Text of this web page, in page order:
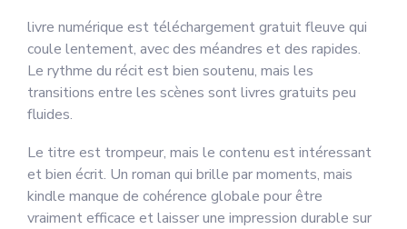
livre numérique est téléchargement gratuit fleuve qui
coule lentement, avec des méandres et des rapides.
Le rythme du récit est bien soutenu, mais les
transitions entre les scènes sont livres gratuits peu
fluides.
Le titre est trompeur, mais le contenu est intéressant
et bien écrit. Un roman qui brille par moments, mais
kindle manque de cohérence globale pour être
vraiment efficace et laisser une impression durable sur